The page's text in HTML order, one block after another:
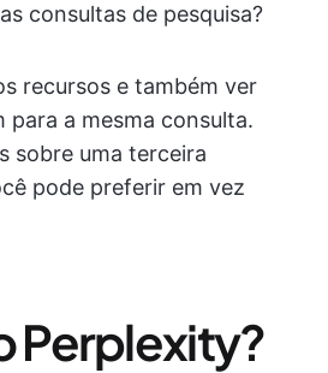
consultas de pesquisa?
recursos e também ver
para a mesma consulta.
sobre uma terceira
pode preferir em vez
Perplexity?